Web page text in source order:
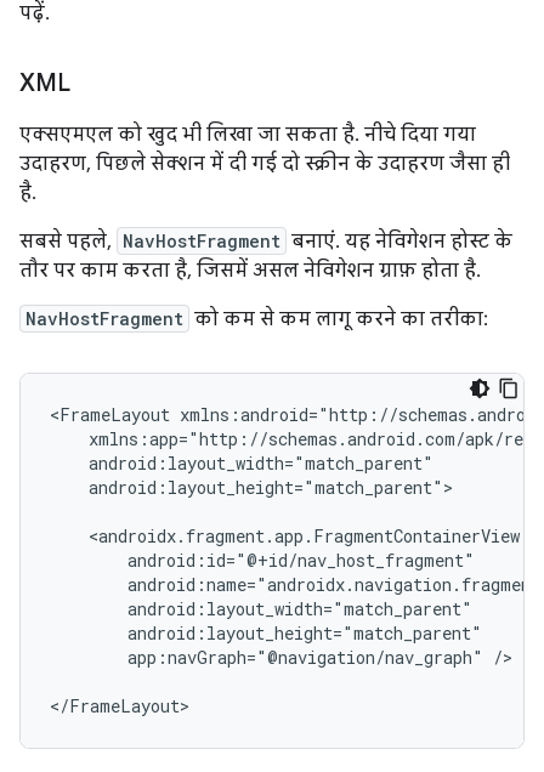
पढ़ें.
XML
एक्सएमएल को खुद भी लिखा जा सकता है. नीचे दिया गया
उदाहरण, पिछले सेक्शन में दी गई दो स्क्रीन के उदाहरण जैसा ही
है.
सबसे पहले, NavHostFragment बनाएं. यह नेविगेशन होस्ट के
तौर पर काम करता है, जिसमें असल नेविगेशन ग्राफ़ होता है.
NavHostFragment को कम से कम लागू करने का तरीका:
<FrameLayout
android:layout_height="match_parent">
app:navGraph="@navigation/nav_graph"
/>